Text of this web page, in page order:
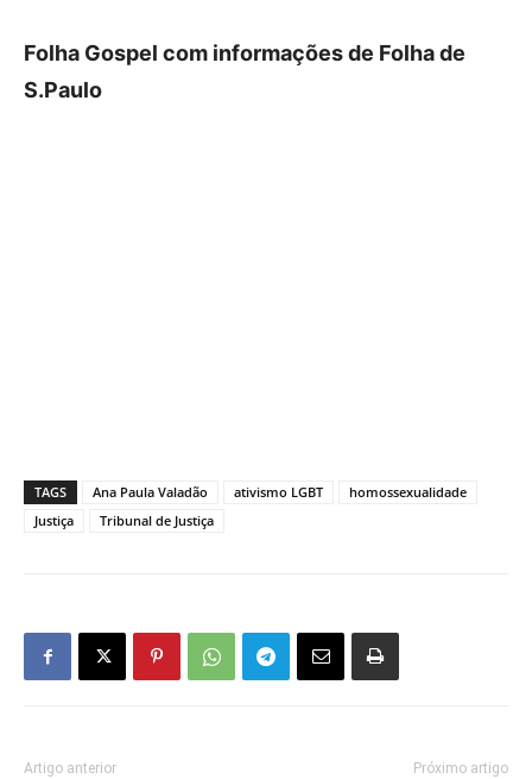
Folha Gospel com informações de Folha de
S.Paulo
TAGS Ana Paula Valadão ativismo LGBT
homossexualidade
Justiça
Tribunal de Justiça
Artigo anterior Próximo artigo